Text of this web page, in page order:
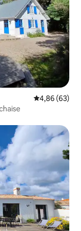
Priemerné
4,86 (63)